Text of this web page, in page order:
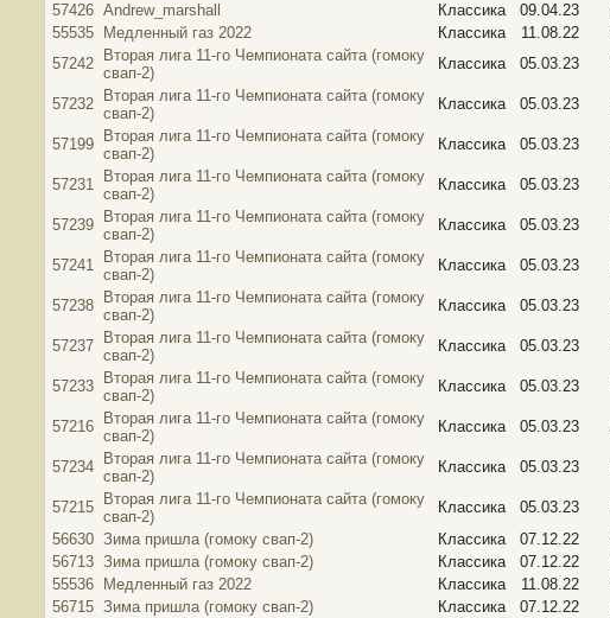
57426 Andrew_marshall Классика 09.04.23
55535
Медленный газ 2022 Классика 11.08.22
57242
Вторая лига 11-го Чемпионата сайта (гомоку
свап-2)
Классика 05.03.23
57232
Вторая лига 11-го Чемпионата сайта (гомоку
свап-2)
Классика 05.03.23
57199
Вторая лига 11-го Чемпионата сайта (гомоку
свап-2)
Классика 05.03.23
57231
Вторая лига 11-го Чемпионата сайта (гомоку
свап-2)
Классика 05.03.23
57239
Вторая лига 11-го Чемпионата сайта (гомоку
свап-2)
Классика 05.03.23
57241
Вторая лига 11-го Чемпионата сайта (гомоку
свап-2)
Классика 05.03.23
57238
Вторая лига 11-го Чемпионата сайта (гомоку
свап-2)
Классика 05.03.23
57237
Вторая лига 11-го Чемпионата сайта (гомоку
свап-2)
Классика 05.03.23
57233
Вторая лига 11-го Чемпионата сайта (гомоку
свап-2)
Классика 05.03.23
57216
Вторая лига 11-го Чемпионата сайта (гомоку
свап-2)
Классика 05.03.23
57234
Вторая лига 11-го Чемпионата сайта (гомоку
свап-2)
Классика 05.03.23
57215
Вторая лига 11-го Чемпионата сайта (гомоку
свап-2)
Классика 05.03.23
56630 Зима пришла (гомоку свап-2) Классика 07.12.22
56713 Зима пришла (гомоку свап-2) Классика 07.12.22
55536
Медленный газ 2022 Классика 11.08.22
56715 Зима пришла (гомоку свап-2) Классика 07.12.22